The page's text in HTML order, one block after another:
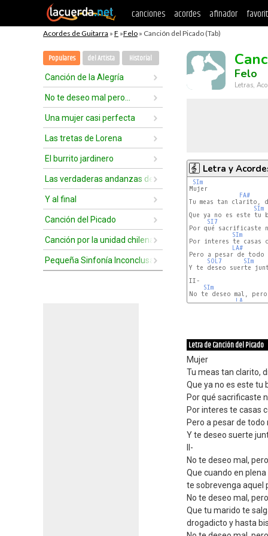
canciones acordes afinador
Acordes de Guitarra » F »Felo » Canción del Picado (Tab)
Populares del Artista Historial
Canción de la Alegría
No te deseo mal pero...
Una mujer casi perfecta
Las tretas de Lorena
El burrito jardinero
Las verdaderas andanzas de caperucita roja
Y al final
Canción del Picado
Canción por la unidad chilena
Pequeña Sinfonía Inconclusa
Felo
Letras,
Letra y
SIm
Mujer
FA#
Tu meas tan clarito,
SIm
Que ya no es este tu
SI7
Por qué sacrificaste
SIm
Por interes te casas
LA#
Pero a pesar de todo
SOL7
SIm
Y te deseo suerte
II-
SIm
No te deseo mal,
LA
Letra de Canción del Picado
Mujer
Tu meas tan clarito,
Que ya no es este tu
Por qué sacrificaste
Por interes te casas
Pero a pesar de
Y te deseo suerte
II-
No te deseo mal,
Que cuando en
te sobrevenga aquel
No te deseo mal,
Que tu marido te
drogadicto y hasta